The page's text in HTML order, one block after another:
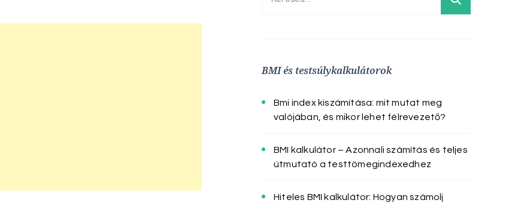
BMI és testsúlykalkulátorok
Bmi index kiszámítása: mit mutat meg
valójában, és mikor lehet félrevezető?
BMI kalkulátor – Azonnali számítás és teljes
útmutató a testtömegindexedhez
Hiteles BMI kalkulátor: Hogyan számolj